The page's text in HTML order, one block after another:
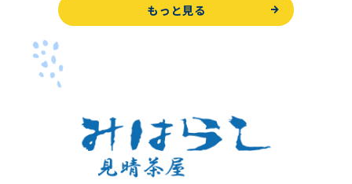
もっと見る